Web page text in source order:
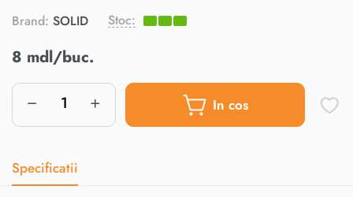
Brand: SOLID Stoc:
8 mdl/buc.
In cos
Specificatii